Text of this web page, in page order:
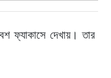
ফ্যাকাসে দেখায়। তার